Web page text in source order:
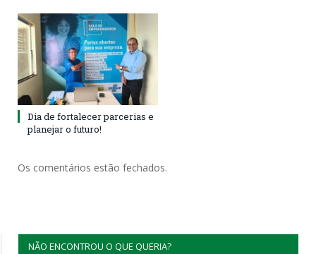
Dia de fortalecer parcerias e
planejar o futuro!
Os comentários estão fechados.
NÃO ENCONTROU O QUE QUERIA?